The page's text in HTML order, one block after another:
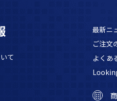
て
最新ニ
ご注文
よくあ